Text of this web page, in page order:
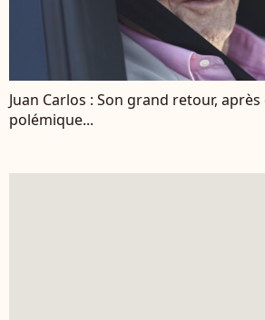
Juan Carlos : Son grand retour,
polémique...